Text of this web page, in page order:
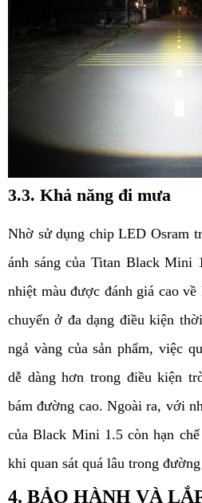
3.3. Khả năng đi mưa
Nhờ sử dụng chip LED Osram
ánh sáng của Titan Black Mini
nhiệt màu được đánh giá cao
chuyển ở đa dạng điều kiện
ngả vàng của sản phẩm, việc
dễ dàng hơn trong điều kiện
bám đường cao. Ngoài ra, với
của Black Mini 1.5 còn hạn
khi quan sát quá lâu trong
4. BẢO HÀNH VÀ